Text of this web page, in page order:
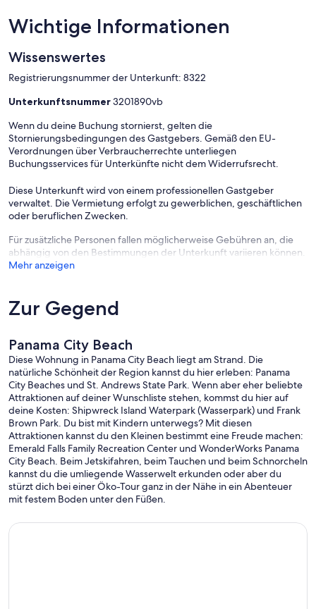
Wichtige Informationen
Wissenswertes
Registrierungsnummer der Unterkunft: 8322
Unterkunftsnummer3201890vb
Wenn du deine Buchung stornierst, gelten die
Stornierungsbedingungen des Gastgebers. Gemäß den EU-
Verordnungen über Verbraucherrechte unterliegen
Buchungsservices für Unterkünfte nicht dem Widerrufsrecht.
Diese Unterkunft wird von einem professionellen Gastgeber
verwaltet. Die Vermietung erfolgt zu gewerblichen, geschäftlichen
oder beruflichen Zwecken.
Für zusätzliche Personen fallen möglicherweise Gebühren an, die
abhängig von den Bestimmungen der Unterkunft variieren können.
Mehr anzeigen
Zur Gegend
Panama City Beach
Diese Wohnung in Panama City Beach liegt am Strand. Die
natürliche Schönheit der Region kannst du hier erleben: Panama
City Beaches und St. Andrews State Park. Wenn aber eher beliebte
Attraktionen auf deiner Wunschliste stehen, kommst du hier auf
deine Kosten: Shipwreck Island Waterpark (Wasserpark) und Frank
Brown Park. Du bist mit Kindern unterwegs? Mit diesen
Attraktionen kannst du den Kleinen bestimmt eine Freude machen:
Emerald Falls Family Recreation Center und WonderWorks Panama
City Beach. Beim Jetskifahren, beim Tauchen und beim Schnorcheln
kannst du die umliegende Wasserwelt erkunden oder aber du
stürzt dich bei einer Öko-Tour ganz in der Nähe in ein Abenteuer
mit festem Boden unter den Füßen.